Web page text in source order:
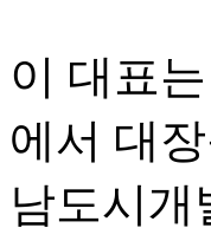
이 대표
에서 대
남도시